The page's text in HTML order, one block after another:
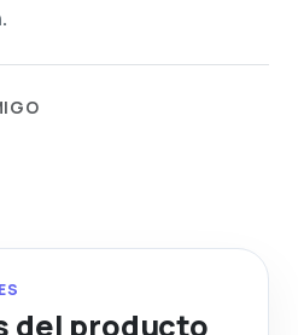
del producto